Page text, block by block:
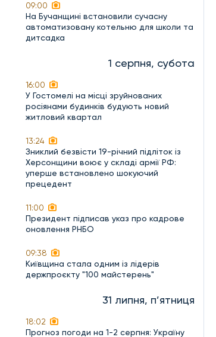
09:00
На Бучанщині встановили сучасну
автоматизовану котельню для школи та
дитсадка
1 серпня, субота
16:00
У Гостомелі на місці зруйнованих
росіянами будинків будують новий
житловий квартал
13:24
Зниклий безвісти 19-річний підліток із
Херсонщини воює у складі армії РФ:
уперше встановлено шокуючий
прецедент
11:00
Президент підписав указ про кадрове
оновлення РНБО
09:38
Київщина стала одним із лідерів
держпроєкту "100 майстерень"
31 липня, п’ятниця
18:02
Прогноз погоди на 1-2 серпня: Україну